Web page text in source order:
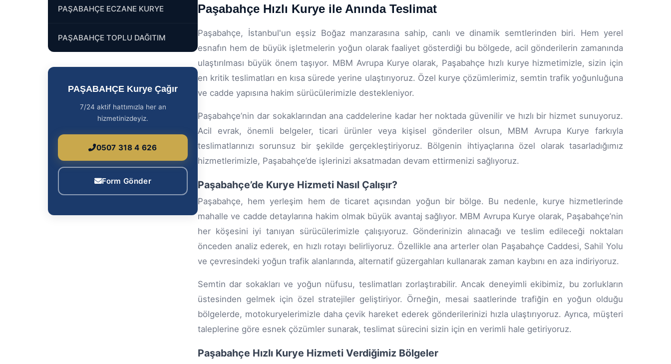
PAŞABAHÇE ECZANE KURYE
PAŞABAHÇE TOPLU DAĞITIM
PAŞABAHÇE Kurye Çağır
7/24 aktif hattımızla her an
hizmetinizdeyiz.
0507 318 4 626
Form Gönder
Paşabahçe Hızlı Kurye ile Anında Teslimat
Paşabahçe, İstanbul'un eşsiz Boğaz manzarasına sahip, canlı ve dinamik semtlerinden biri. Hem yerel
esnafın hem de büyük işletmelerin yoğun olarak faaliyet gösterdiği bu bölgede, acil gönderilerin zamanında
ulaştırılması büyük önem taşıyor. MBM Avrupa Kurye olarak, Paşabahçe hızlı kurye hizmetimizle, sizin için
en kritik teslimatları en kısa sürede yerine ulaştırıyoruz. Özel kurye çözümlerimiz, semtin trafik yoğunluğuna
ve cadde yapısına hakim sürücülerimizle destekleniyor.
Paşabahçe’nin dar sokaklarından ana caddelerine kadar her noktada güvenilir ve hızlı bir hizmet sunuyoruz.
Acil evrak, önemli belgeler, ticari ürünler veya kişisel gönderiler olsun, MBM Avrupa Kurye farkıyla
teslimatlarınızı sorunsuz bir şekilde gerçekleştiriyoruz. Bölgenin ihtiyaçlarına özel olarak tasarladığımız
hizmetlerimizle, Paşabahçe’de işlerinizi aksatmadan devam ettirmenizi sağlıyoruz.
Paşabahçe’de Kurye Hizmeti Nasıl Çalışır?
Paşabahçe, hem yerleşim hem de ticaret açısından yoğun bir bölge. Bu nedenle, kurye hizmetlerinde
mahalle ve cadde detaylarına hakim olmak büyük avantaj sağlıyor. MBM Avrupa Kurye olarak, Paşabahçe’nin
her köşesini iyi tanıyan sürücülerimizle çalışıyoruz. Gönderinizin alınacağı ve teslim edileceği noktaları
önceden analiz ederek, en hızlı rotayı belirliyoruz. Özellikle ana arterler olan Paşabahçe Caddesi, Sahil Yolu
ve çevresindeki yoğun trafik alanlarında, alternatif güzergahları kullanarak zaman kaybını en aza indiriyoruz.
Semtin dar sokakları ve yoğun nüfusu, teslimatları zorlaştırabilir. Ancak deneyimli ekibimiz, bu zorlukların
üstesinden gelmek için özel stratejiler geliştiriyor. Örneğin, mesai saatlerinde trafiğin en yoğun olduğu
bölgelerde, motokuryelerimizle daha çevik hareket ederek gönderilerinizi hızla ulaştırıyoruz. Ayrıca, müşteri
taleplerine göre esnek çözümler sunarak, teslimat sürecini sizin için en verimli hale getiriyoruz.
Paşabahçe Hızlı Kurye Hizmeti Verdiğimiz Bölgeler